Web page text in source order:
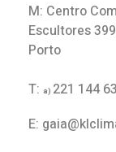
M: Centro
Escultores
Porto
T: a) 221 144
E: